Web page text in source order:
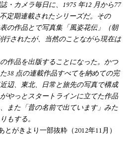
・カメラ毎日に、1975 年12 月から77
定期連載されたシリーズだ。その
の作品とで写真集「風姿花伝」（朝
行されたが、当然のことながら現在は
作品を出版することになった。かつ
38 点の連載作品すべてを納めての完
辺、東北、日常と旅先の写真で構成
やっとスタートラインに立てた作品
また「昔の名前で出ています」みた
もする。
とがきより一部抜粋（2012年11月）